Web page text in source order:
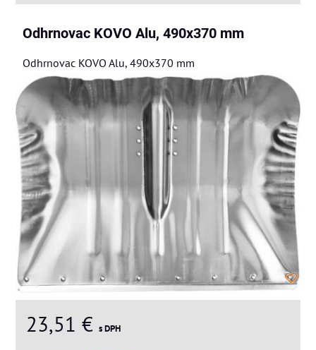
Odhrnovac KOVO Alu, 490x370 mm
Odhrnovac KOVO Alu, 490x370 mm
23,51 € s DPH